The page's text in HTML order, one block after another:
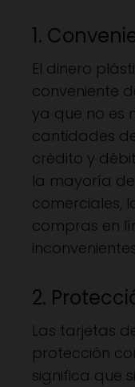
1.
El dinero
conveniente
ya que no es
cantidades
crédito y
la mayoría
comerciales,
compras en
2.
Las tarjetas
protección
significa que